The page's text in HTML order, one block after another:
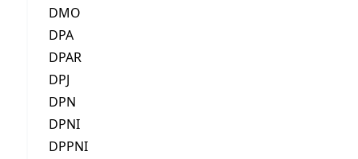
DMO
DPA
DPAR
DPJ
DPN
DPNI
DPPNI